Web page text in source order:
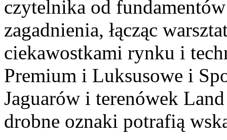
czytelnika od
zagadnienia, łącząc
ciekawostkami rynku i
Premium i Luksusowe i
Jaguarów i terenówek
drobne oznaki potrafią